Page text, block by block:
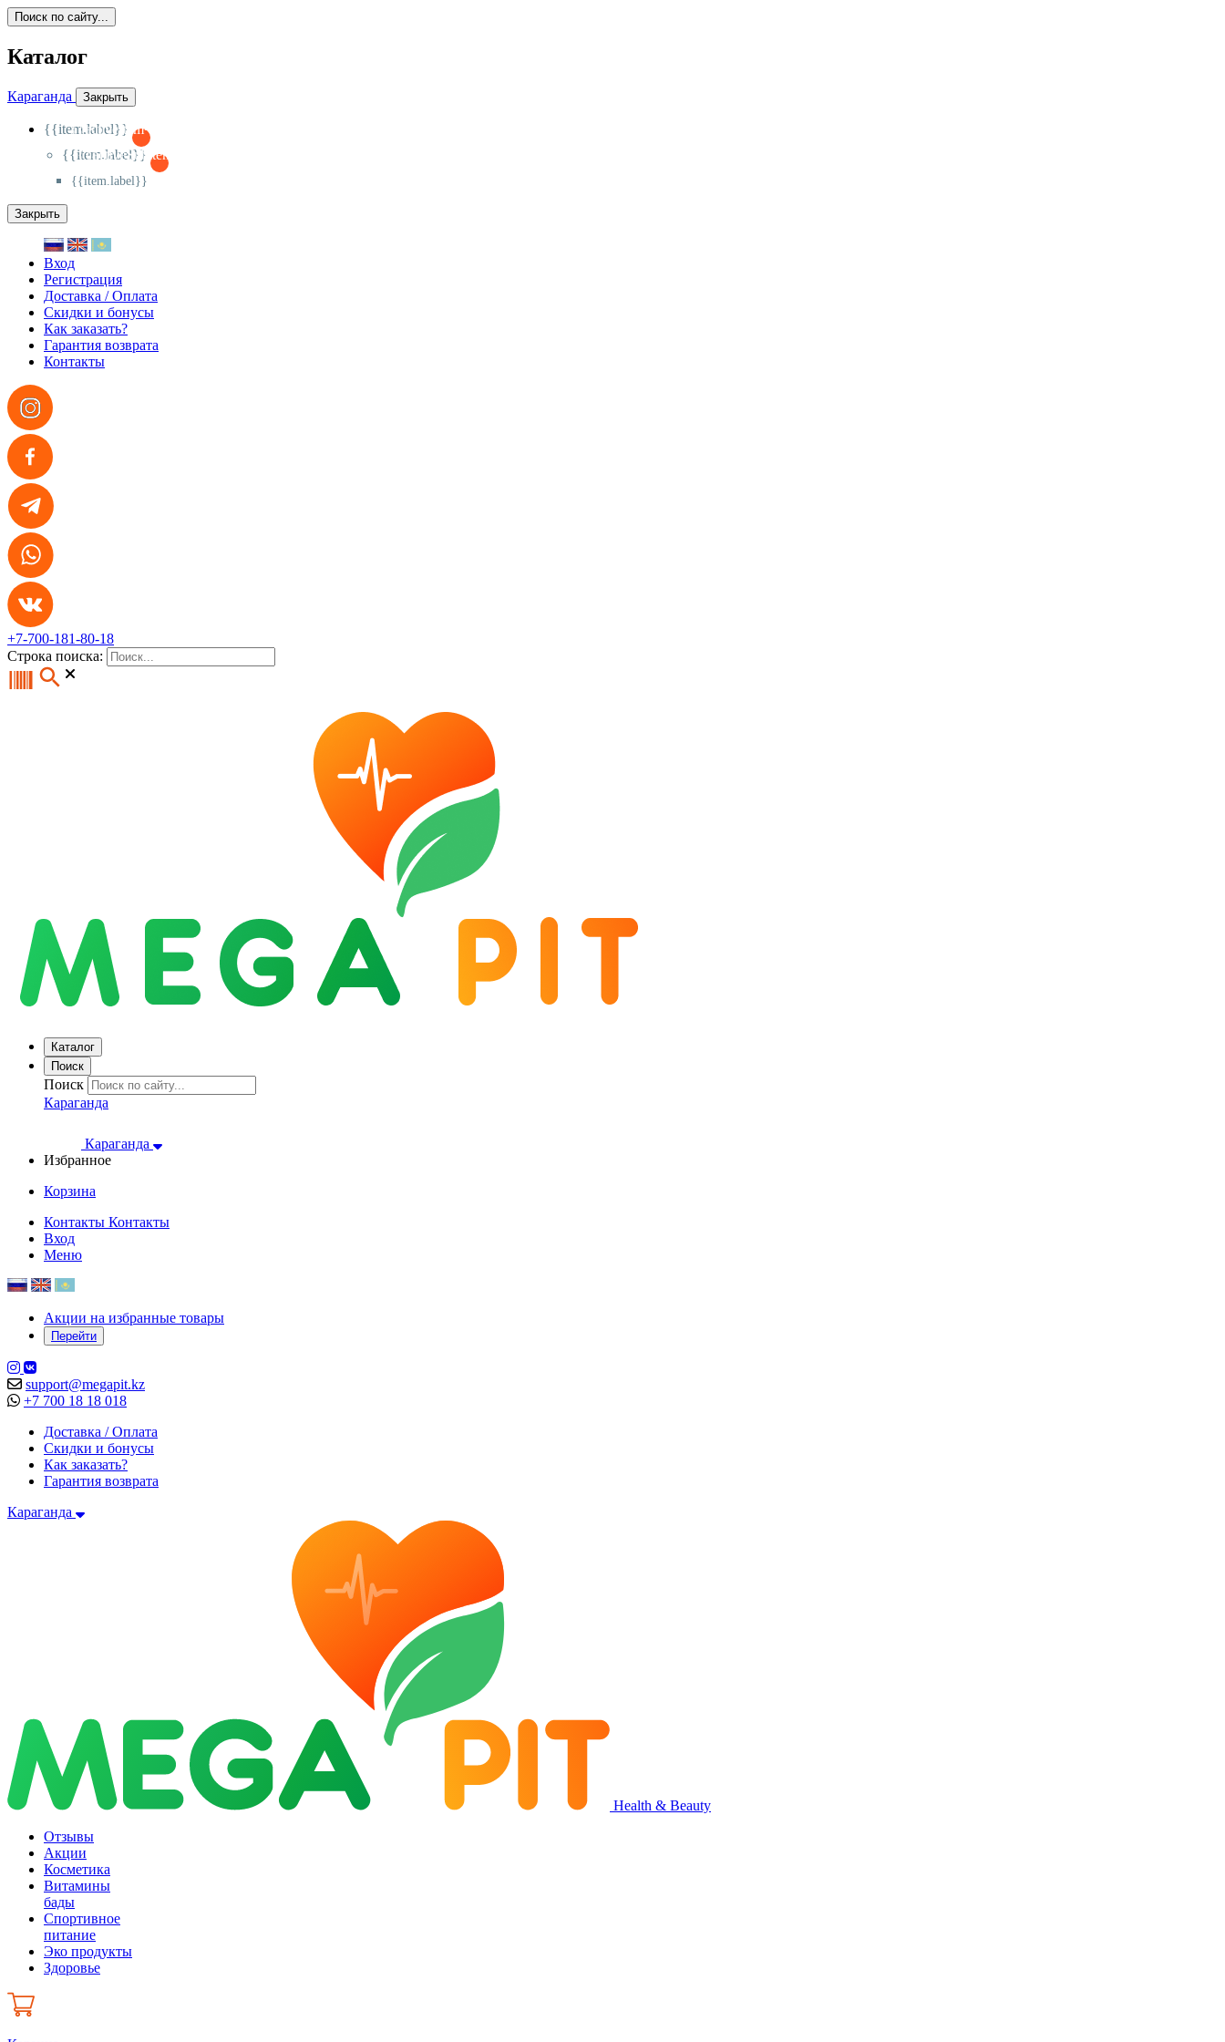
Поиск по сайту...
Каталог
Караганда Закрыть
{{item.label}}
{{activeItem==item.id?'-
{{item.label}}
{{activeSubitem==item.id?'-
{{item.label}}
Закрыть
Вход
Регистрация
Доставка / Оплата
Скидки и бонусы
Как заказать?
Гарантия возврата
Контакты
+7-700-181-80-18
Строка поиска:
Каталог
Поиск
Поиск
Караганда
Караганда
Избранное
Корзина
Контакты Контакты
Вход
Меню
Акции на избранные товары
Перейти
support@megapit.kz
+7 700 18 18 018
Доставка / Оплата
Скидки и бонусы
Как заказать?
Гарантия возврата
Караганда
Health & Beauty
Отзывы
Акции
Косметика
Витамины
бады
Спортивное
питание
Эко продукты
Здоровье